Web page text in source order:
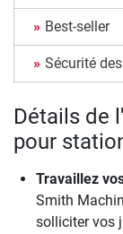
Best-seller
Sécurité
Détails de
pour
Travaillez
Smith
solliciter vos